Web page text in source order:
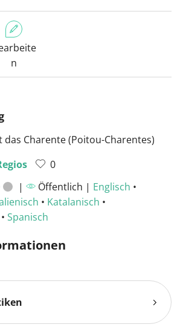
n
das Charente (Poitou-Charentes)
0
| Öffentlich | Englisch •
• Katalanisch •
• Spanisch